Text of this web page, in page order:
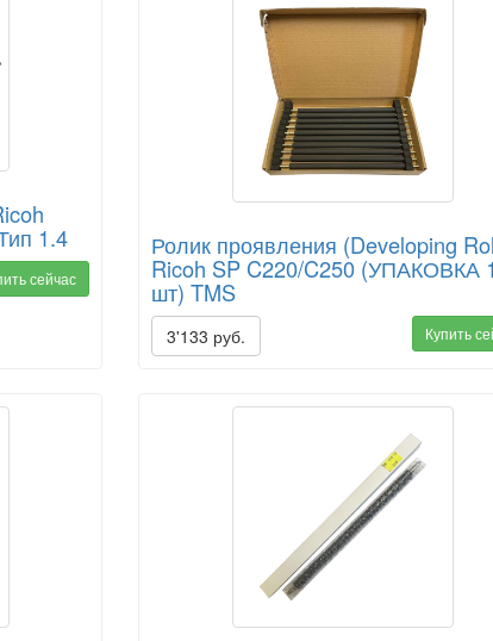
1.4
сейчас
Ролик проявления (Developing
Ricoh SP C220/C250 (УПАКОВКА
шт) TMS
3'133 руб. Купить